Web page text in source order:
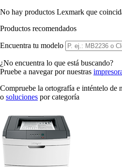
No hay productos Lexmark que
Productos recomendados
Encuentra tu modelo
¿No encuentra lo que está buscando?
Pruebe a navegar por nuestras
Compruebe la ortografía e inténtelo de
o soluciones por categoría